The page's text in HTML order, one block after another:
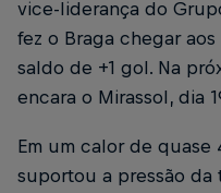
vice-liderança do
fez o Braga chegar
saldo de +1 gol. Na
encara o Mirassol, dia
Em um calor de quase
suportou a pressão